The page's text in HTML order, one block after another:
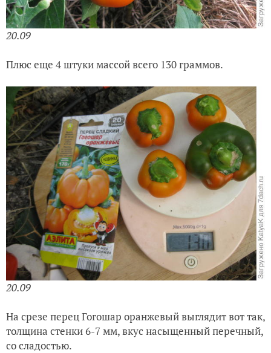
20.09
Плюс еще 4 штуки массой всего 130 граммов.
20.09
На срезе перец Гогошар оранжевый выглядит вот так,
толщина стенки 6-7 мм, вкус насыщенный перечный,
со сладостью.